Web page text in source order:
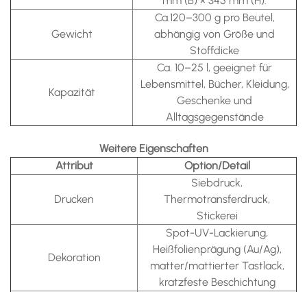
Gewicht
Ca.120–300 g pro Beutel,
abhängig von Größe und
Stoffdicke
Kapazität
Ca. 10–25 l, geeignet für
Lebensmittel, Bücher, Kleidung,
Geschenke und
Alltagsgegenstände
Weitere Eigenschaften
Attribut
Option/Detail
Drucken
Siebdruck,
Thermotransferdruck,
Stickerei
Dekoration
Spot-UV-Lackierung,
Heißfolienprägung (Au/Ag),
matter/mattierter Tastlack,
kratzfeste Beschichtung